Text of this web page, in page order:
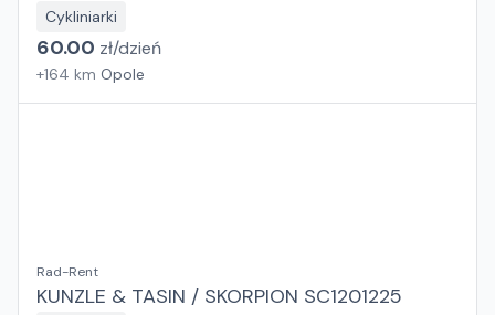
Cykliniarki
60.00 zł/dzień
+164 km Opole
Rad-Rent
KUNZLE & TASIN / SKORPION SC1201225